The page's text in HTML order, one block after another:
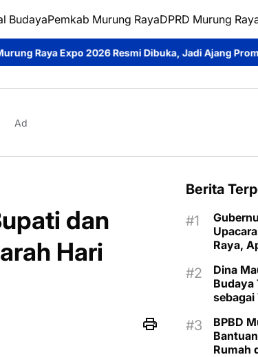
BudayaPemkab Murung RayaDPRD Murung
Dibuka, Jadi Ajang Promosi Potensi Daerah dan
Ad
dan
Hari
Berita
Raya,
Dina
Budaya
sebagai
BPBD
Rumah